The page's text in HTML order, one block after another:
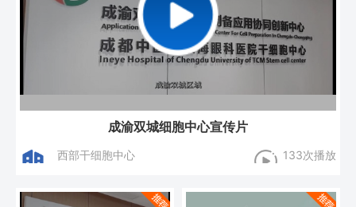
成渝双城细胞中心宣传片
西部干细胞中心 133次播放